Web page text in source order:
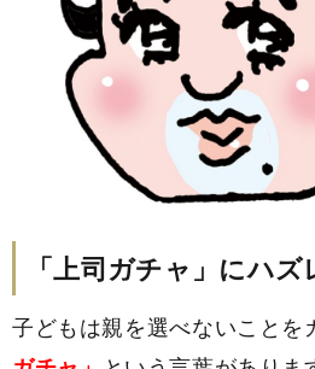
「上司ガチャ」にハ
子どもは親を選べないことを